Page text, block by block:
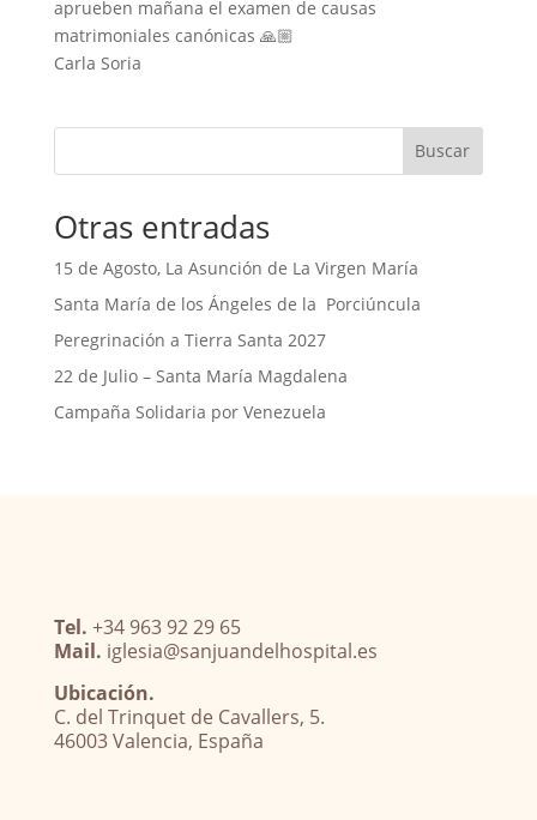
aprueben mañana el examen de causas
matrimoniales canónicas 🙏🏼
Carla Soria
Buscar
Otras entradas
15 de Agosto, La Asunción de La Virgen María
Santa María de los Ángeles de la Porciúncula
Peregrinación a Tierra Santa 2027
22 de Julio – Santa María Magdalena
Campaña Solidaria por Venezuela
Tel. +34 963 92 29 65
Mail. iglesia@sanjuandelhospital.es
Ubicación.
C. del Trinquet de Cavallers, 5.
46003 Valencia, España